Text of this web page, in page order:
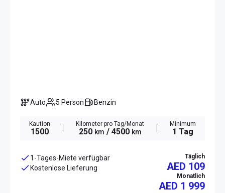
Auto 5 Person Benzin
Kaution
1500
Kilometer pro Tag/Monat
250 km / 4500 km
Minimum
1 Tag
1-Tages-Miete verfügbar
Kostenlose Lieferung
Täglich
AED 109
Monatlich
AED 1 999